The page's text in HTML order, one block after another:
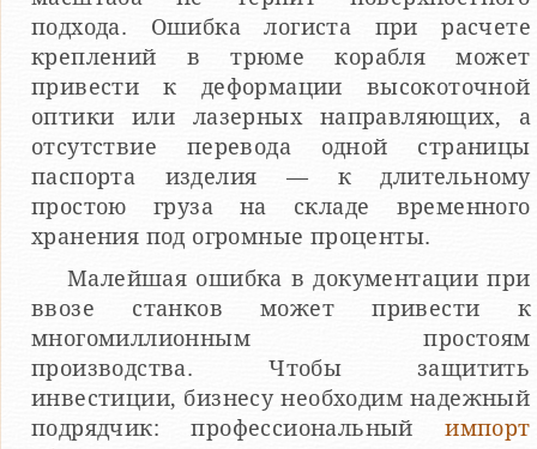
подхода. Ошибка логиста при расчете
креплений в трюме корабля может
привести к деформации высокоточной
оптики или лазерных направляющих, а
отсутствие перевода одной страницы
паспорта изделия — к длительному
простою груза на складе временного
хранения под огромные проценты.
Малейшая ошибка в документации при
ввозе станков может привести к
многомиллионным простоям
производства. Чтобы защитить
инвестиции, бизнесу необходим надежный
подрядчик: профессиональныйимпорт